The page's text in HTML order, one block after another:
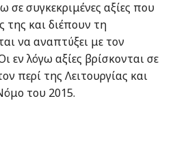
συγκεκριμένες αξίες που
της και διέπουν τη
να αναπτύξει με τον
εν λόγω αξίες βρίσκονται σε
περί της Λειτουργίας και
του 2015.